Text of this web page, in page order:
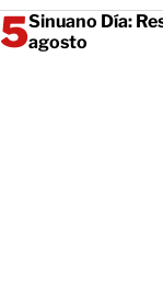
Sinuano Día:
agosto